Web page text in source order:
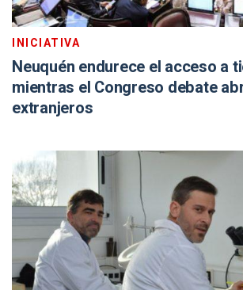
INICIATIVA
Neuquén endurece el acceso a
mientras el Congreso debate
extranjeros